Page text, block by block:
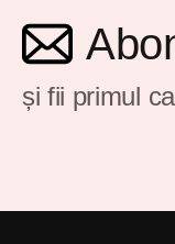
și fii primul